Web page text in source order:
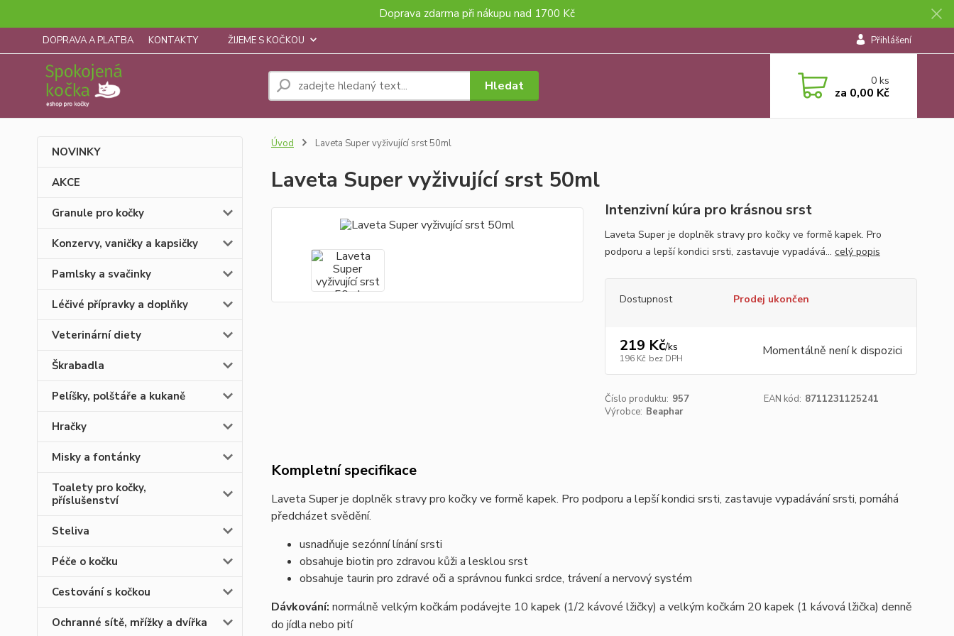
Doprava zdarma při nákupu nad 1700 Kč
DOPRAVA A PLATBA KONTAKTY ŽIJEME S KOČKOU Přihlášení
Hledat 0ks
za 0,00 Kč
NOVINKY
AKCE
Granule pro kočky
Konzervy, vaničky a kapsičky
Pamlsky a svačinky
Léčivé přípravky a doplňky
Veterinární diety
Škrabadla
Pelíšky, polštáře a kukaně
Hračky
Misky a fontánky
Toalety pro kočky,
příslušenství
Steliva
Péče o kočku
Cestování s kočkou
Ochranné sítě, mřížky a dvířka
Úvod Laveta Super vyživující srst 50ml
Laveta Super vyživující srst 50ml
Intenzivní kúra pro krásnou srst
Laveta Super je doplněk stravy pro kočky ve formě kapek. Pro
podporu a lepší kondici srsti, zastavuje vypadává... celý popis
Dostupnost Prodej ukončen
219 Kč/ks
196 Kč bez DPH Momentálně není k dispozici
Číslo produktu: 957 EAN kód: 8711231125241
Výrobce: Beaphar
Kompletní specifikace
Laveta Super je doplněk stravy pro kočky ve formě kapek. Pro podporu a lepší kondici srsti, zastavuje vypadávání srsti, pomáhá
předcházet svědění.
usnadňuje sezónní línání srsti
obsahuje biotin pro zdravou kůži a lesklou srst
obsahuje taurin pro zdravé oči a správnou funkci srdce, trávení a nervový systém
Dávkování: normálně velkým kočkám podávejte 10 kapek (1/2 kávové lžičky) a velkým kočkám 20 kapek (1 kávová lžička) denně
do jídla nebo pití